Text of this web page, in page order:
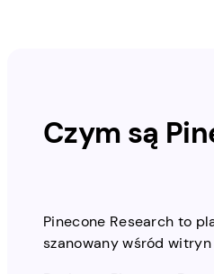
Czym są
Pinecone Research to
szanowany wśród